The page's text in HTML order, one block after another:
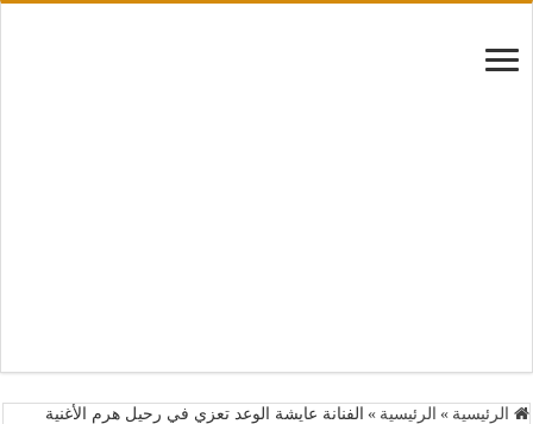
الرئيسية » الرئيسية » الفنانة عايشة الوعد تعزي في رحيل هرم الأغنية